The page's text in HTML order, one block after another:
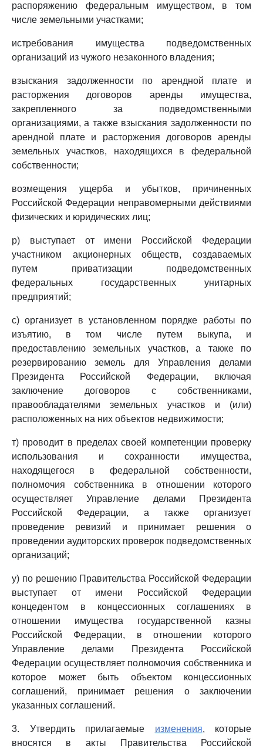
распоряжению федеральным имуществом, в том
числе земельными участками;
истребования имущества подведомственных
организаций из чужого незаконного владения;
взыскания задолженности по арендной плате и
расторжения договоров аренды имущества,
закрепленного за подведомственными
организациями, а также взыскания задолженности по
арендной плате и расторжения договоров аренды
земельных участков, находящихся в федеральной
собственности;
возмещения ущерба и убытков, причиненных
Российской Федерации неправомерными действиями
физических и юридических лиц;
р) выступает от имени Российской Федерации
участником акционерных обществ, создаваемых
путем приватизации подведомственных
федеральных государственных унитарных
предприятий;
с) организует в установленном порядке работы по
изъятию, в том числе путем выкупа, и
предоставлению земельных участков, а также по
резервированию земель для Управления делами
Президента Российской Федерации, включая
заключение договоров с собственниками,
правообладателями земельных участков и (или)
расположенных на них объектов недвижимости;
т) проводит в пределах своей компетенции проверку
использования и сохранности имущества,
находящегося в федеральной собственности,
полномочия собственника в отношении которого
осуществляет Управление делами Президента
Российской Федерации, а также организует
проведение ревизий и принимает решения о
проведении аудиторских проверок подведомственных
организаций;
у) по решению Правительства Российской Федерации
выступает от имени Российской Федерации
концедентом в концессионных соглашениях в
отношении имущества государственной казны
Российской Федерации, в отношении которого
Управление делами Президента Российской
Федерации осуществляет полномочия собственника и
которое может быть объектом концессионных
соглашений, принимает решения о заключении
указанных соглашений.
3. Утвердить прилагаемые изменения, которые
вносятся в акты Правительства Российской